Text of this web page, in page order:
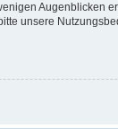
Augenblicken
unsere